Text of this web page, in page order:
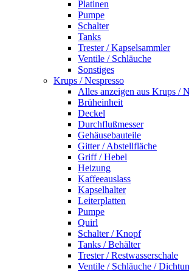
Platinen
Pumpe
Schalter
Tanks
Trester / Kapselsammler
Ventile / Schläuche
Sonstiges
Krups / Nespresso
Alles anzeigen aus Krups /
Brüheinheit
Deckel
Durchflußmesser
Gehäusebauteile
Gitter / Abstellfläche
Griff / Hebel
Heizung
Kaffeeauslass
Kapselhalter
Leiterplatten
Pumpe
Quirl
Schalter / Knopf
Tanks / Behälter
Trester / Restwasserschale
Ventile / Schläuche /